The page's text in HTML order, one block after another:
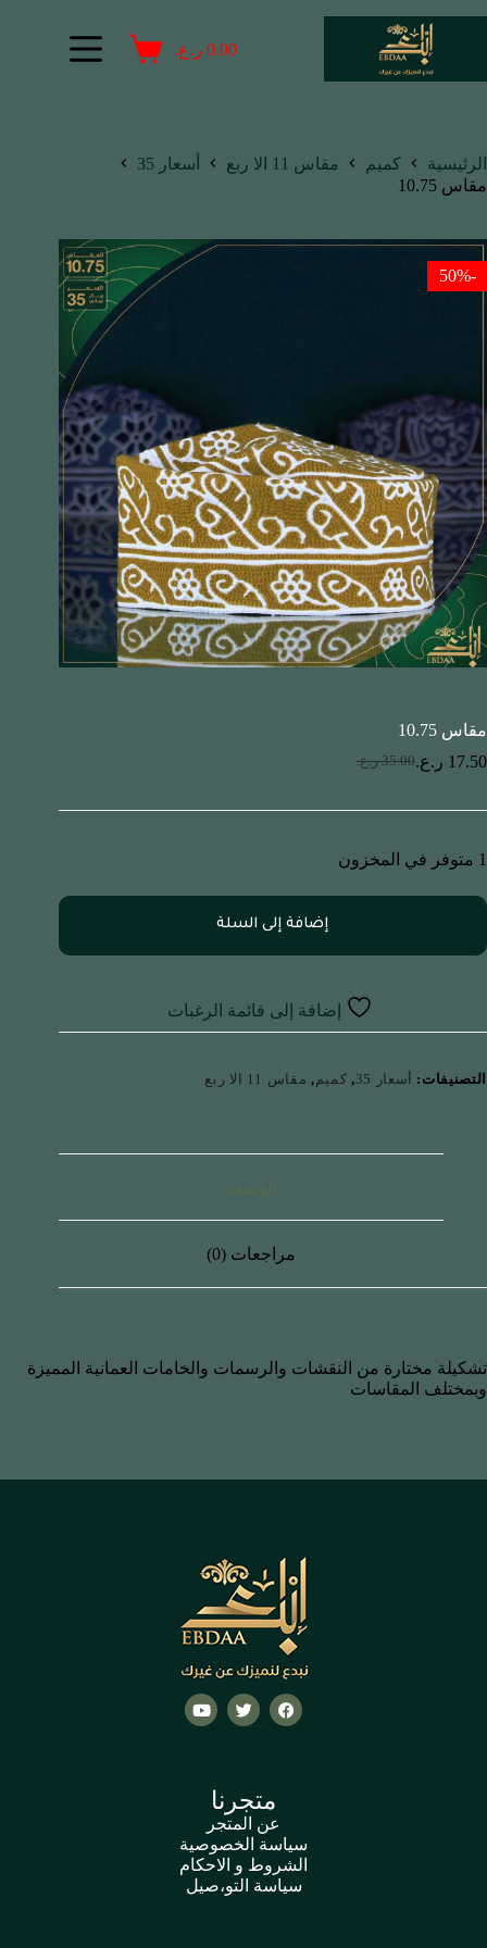
0.00 ر.ع.
الرئيسية كميم مقاس 11 الا ربع
أسعار 35
مقاس 10.75
-50%
مقاس 10.75
35.00 ر.ع. 17.50 ر.ع.
1 متوفر في المخزون
إضافة إلى السلة
إضافة إلى قائمة الرغبات
التصنيفات: أسعار 35 , كميم , مقاس 11 الا ربع
مراجعات (0)
تشكيلة مختارة من النقشات والرسمات والخامات العمانية المميزة
وبمختلف المقاسات
متجرنا
عن المتجر
سياسة الخصوصية
الشروط و الاحكام
سياسة التو،صيل